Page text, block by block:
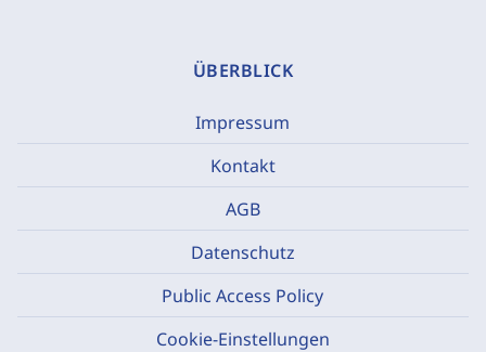
ÜBERBLICK
Impressum
Kontakt
AGB
Datenschutz
Public Access Policy
Cookie-Einstellungen